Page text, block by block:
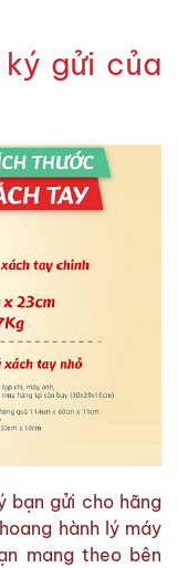
gửi của
bạn gửi cho hãng
hành lý máy
mang theo bên